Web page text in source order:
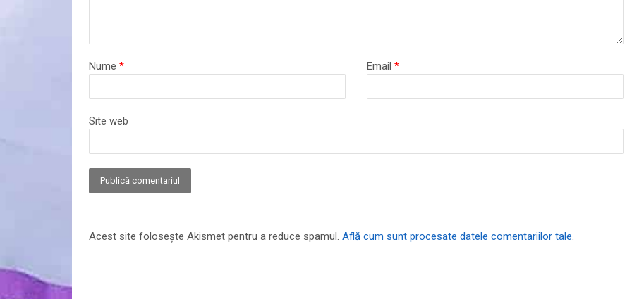
Nume * Email*
Site web
Acest site folosește Akismet pentru a reduce spamul. Află cum sunt procesate datele comentariilor tale.